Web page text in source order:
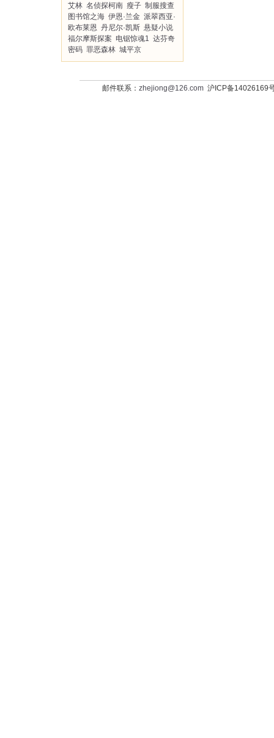
艾林 名侦探柯南 瘦子 制服搜查
图书馆之海 伊恩·兰金 派翠西亚·
欧布莱恩 丹尼尔·凯斯 悬疑小说
福尔摩斯探案 电锯惊魂1 达芬奇
密码 罪恶森林 城平京
邮件联系： zhejiong@126.com沪ICP备14026169